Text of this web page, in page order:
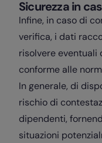
Sicurezza in
Infine, in caso di
verifica, i dati
risolvere
conforme alle
In generale, di
rischio di
dipendenti,
situazioni